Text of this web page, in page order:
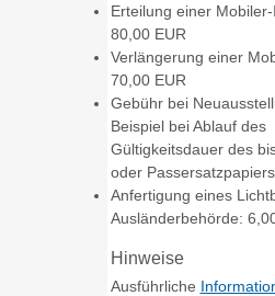
Erteilung einer
80,00 EUR
Verlängerung einer
70,00 EUR
Gebühr bei
Beispiel bei Ablauf des
Gültigkeitsdauer des
oder
Anfertigung eines
Ausländerbehörde:
Hinweise
Ausführliche